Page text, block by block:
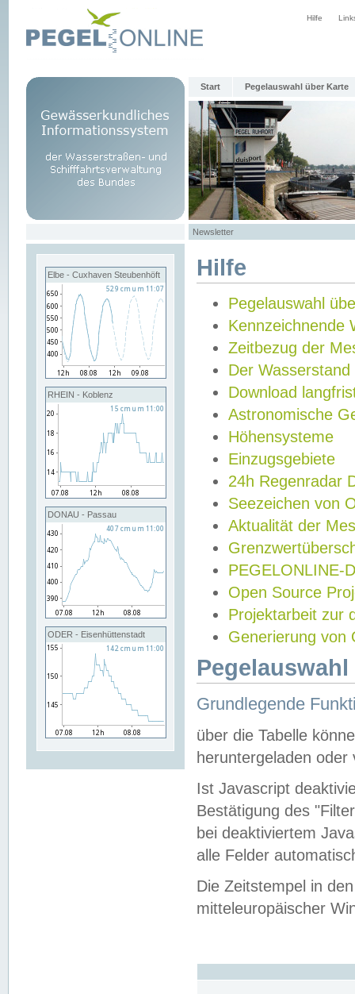
Hilfe
Start Pegelauswahl über Karte
Newsletter
Elbe - Cuxhaven Steubenhöft
RHEIN - Koblenz
DONAU - Passau
ODER - Eisenhüttenstadt
Hilfe
Pegelauswahl
Kennzeichnende
Zeitbezug der
Der Wasserstand
Download
Astronomische
Höhensysteme
Einzugsgebiete
24h Regenradar
Seezeichen von
Aktualität der
PEGELONLINE-
Open Source
Projektarbeit zur
Generierung von
Grundlegende
über die Tabelle
heruntergeladen oder
Ist Javascript
Bestätigung des
bei deaktiviertem
alle Felder
Die Zeitstempel in
mitteleuropäischer